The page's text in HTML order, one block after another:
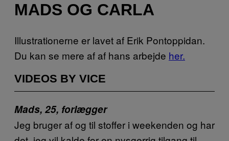
MADS OG CARLA
Illustrationerne er lavet af Erik Pontoppidan.
Du kan se mere af af hans arbejde her.
VIDEOS BY VICE
Mads, 25, forlægger
Jeg bruger af og til stoffer i weekenden og har